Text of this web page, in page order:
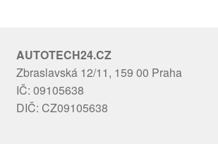
AUTOTECH24.CZ
Zbraslavská 12/11, 159 00 Praha
IČ: 09105638
DIČ: CZ09105638